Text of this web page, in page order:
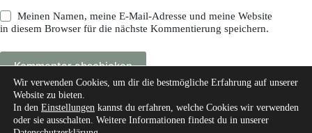
Meinen Namen, meine E-Mail-Adresse und meine Website
in diesem Browser für die nächste Kommentierung speichern.
Kommentar abschicken
Wir verwenden Cookies, um dir die bestmögliche Erfahrung auf unserer
Website zu bieten.
In den Einstellungen kannst du erfahren, welche Cookies wir verwenden
oder sie ausschalten. Weitere Informationen findest du in unserer